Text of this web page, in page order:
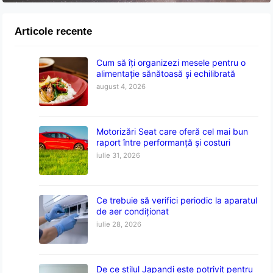
Articole recente
Cum să îți organizezi mesele pentru o
alimentație sănătoasă și echilibrată
august 4, 2026
Motorizări Seat care oferă cel mai bun
raport între performanță și costuri
iulie 31, 2026
Ce trebuie să verifici periodic la aparatul
de aer condiționat
iulie 28, 2026
De ce stilul Japandi este potrivit pentru